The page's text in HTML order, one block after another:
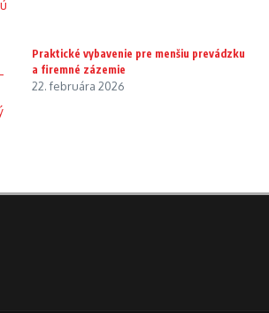
Praktické vybavenie pre menšiu prevádzku
a firemné zázemie
22. februára 2026